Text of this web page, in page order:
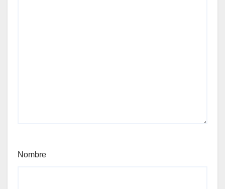
Nombre